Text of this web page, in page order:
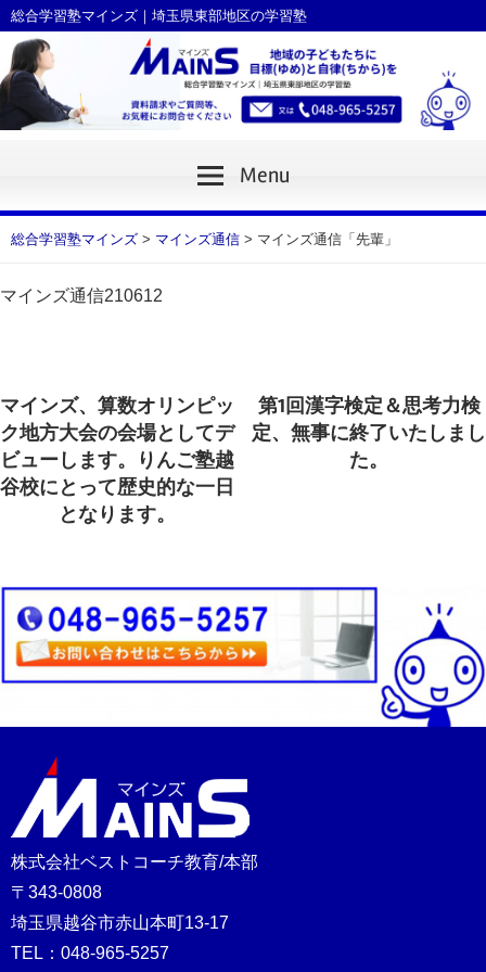
Skip
to
content
総合学習塾マインズ｜埼玉県東部地区の学習塾
Menu
総合学習塾マインズ > マインズ通信 > マインズ通信「先輩」
マインズ通信210612
稿
ナ
ー
シ
ョ
ン
マインズ、算数オリンピッ
ク地方大会の会場としてデ
ビューします。りんご塾越
谷校にとって歴史的な一日
となります。
第1回漢字検定＆思考力検
定、無事に終了いたしまし
た。
株式会社ベストコーチ教育/本部
〒343-0808
埼玉県越谷市赤山本町13-17
TEL：048-965-5257